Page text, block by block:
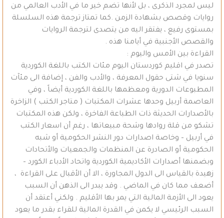
ليس لمجرد الذكرى ، بل لأنها تضم خير ما في الأدب العالمي من
روايات وقصص بشهادة الزمن .كما تمتاز ترجمة هذه السلسلة
بمستوى رفيع ، يفتقر اليه من يتصدى لترجمة الروايات
والقصص الأجنبية في أيامنا هذه .
القراءة بين الأمس واليوم :
تصدر في اقليم كوردستان اليوم مئات الكتب باللغة الكوردية
سنويا في شتى حقول المعرفة ، والأدب والفن ، إضافة الى مئآت
المطبوعات الدورية ومعظمها باللغة الكوردية أيضاً ، وفي
العاصمة أربيل وحدها عشرات المكتبات ( متاجر الكتب ) الزاخرة
بالأصدارات الحديثة ذات الطباعة الفاخرة ، ولكن هذه المكتبات
تشكو من قلة روادها وشحة مبيعاتها ، رغم أن اسعار الكتب
في أربيل – وخاصة اصدارات دور النشر الحكومية أو شبه
الحكومية أو الصادرة عن المنظمات والجمعيات والأتحادات
وبضمنها أصدارات الأكاديمية الكوردية واتحاد الأدباء الكورد –
زهيدة بالقياس الى الدول المجاورة ، الا أن الأقبال على القراءة ،
أضعف مما كان في الماضي . وقد يبدر الى الذهن أن السبب
يعود الى الأزمة المالية التي يمر بها الأقليم . ولكني أعتقد أن
السبب الرئيسي لا يكمن في القدرة المالية للقراء بقدر ما يعود